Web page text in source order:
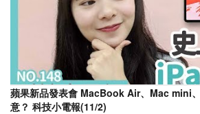
蘋果新品發表會 MacBook Air、Mac mini
意？ 科技小電報(11/2)